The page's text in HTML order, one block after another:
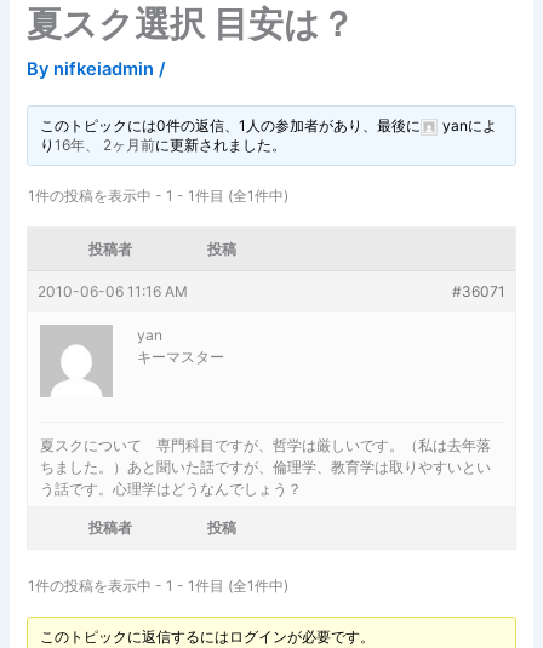
夏スク選択 目安は？
By nifkeiadmin/
このトピックには0件の返信、1人の参加者があり、最後に yanによ
り 16年、 2ヶ月前に更新されました。
1件の投稿を表示中 - 1 - 1件目 (全1件中)
投稿者 投稿
2010-06-06 11:16 AM #36071
yan
キーマスター
夏スクについて 専門科目ですが、哲学は厳しいです。（私は去年落
ちました。）あと聞いた話ですが、倫理学、教育学は取りやすいとい
う話です。心理学はどうなんでしょう？
投稿者 投稿
1件の投稿を表示中 - 1 - 1件目 (全1件中)
このトピックに返信するにはログインが必要です。